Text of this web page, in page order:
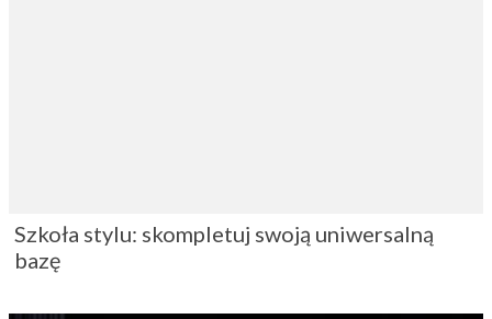
Szkoła stylu: skompletuj swoją uniwersalną
bazę